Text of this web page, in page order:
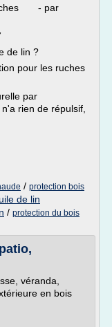
- par
de lin ?
pour les ruches
par
rien de répulsif,
/ protection bois
de lin
/ protection du bois
véranda,
en bois